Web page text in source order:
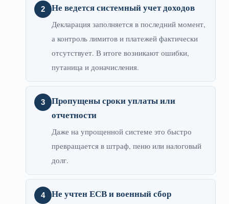
Не ведется системный учет доходов
Декларация заполняется в последний момент,
а контроль лимитов и платежей фактически
отсутствует. В итоге возникают ошибки,
путаница и доначисления.
Пропущены сроки уплаты или
отчетности
Даже на упрощенной системе это быстро
превращается в штраф, пеню или налоговый
долг.
Не учтен ЕСВ и военный сбор